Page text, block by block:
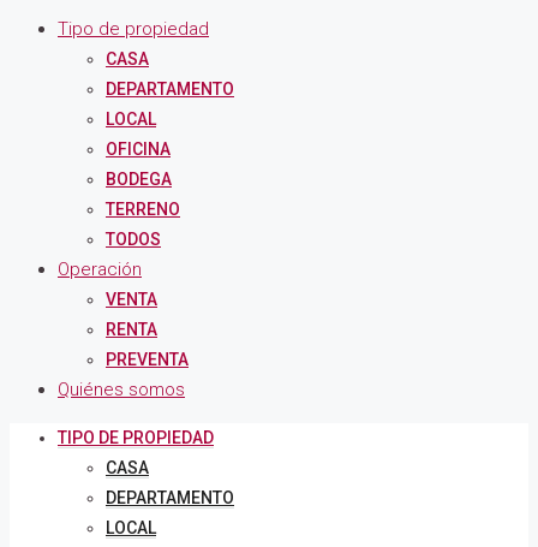
Tipo de propiedad
CASA
DEPARTAMENTO
LOCAL
OFICINA
BODEGA
TERRENO
TODOS
Operación
VENTA
RENTA
PREVENTA
Quiénes somos
TIPO DE PROPIEDAD
CASA
DEPARTAMENTO
LOCAL